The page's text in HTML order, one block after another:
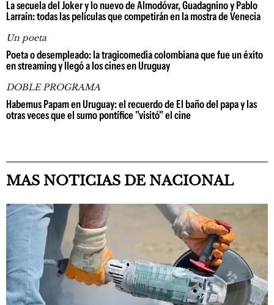
La secuela del Joker y lo nuevo de Almodóvar, Guadagnino y Pablo
Larraín: todas las películas que competirán en la mostra de Venecia
Un poeta
Poeta o desempleado: la tragicomedia colombiana que fue un éxito
en streaming y llegó a los cines en Uruguay
DOBLE PROGRAMA
Habemus Papam en Uruguay: el recuerdo de El baño del papa y las
otras veces que el sumo pontífice "visitó" el cine
MAS NOTICIAS DE NACIONAL